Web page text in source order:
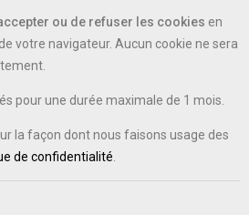
ou de refuser les cookies en
votre navigateur. Aucun cookie ne sera
pour une durée maximale de 1 mois.
la façon dont nous faisons usage des
de confidentialité